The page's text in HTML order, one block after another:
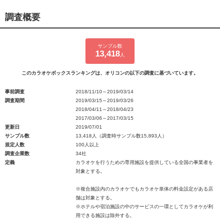
調査概要
サンプル数
13,418 人
このカラオケボックスランキングは、オリコンの以下の調査に基づいています。
事前調査
2018/11/10～2019/03/14
調査期間
2019/03/15～2019/03/26
2018/04/11～2018/04/23
2017/03/06～2017/03/15
更新日
2019/07/01
サンプル数
13,418人（調査時サンプル数15,893人）
規定人数
100人以上
調査企業数
34社
定義
カラオケを行うための専用施設を提供している全国の事業者を
対象とする。
※複合施設内のカラオケでもカラオケ単体の料金設定がある店
舗は対象とする。
※ホテルや宿泊施設の中のサービスの一環としてカラオケが利
用できる施設は除外する。